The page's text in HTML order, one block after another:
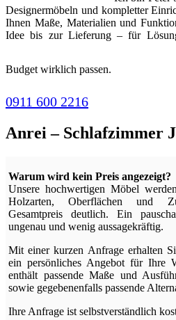
Designermöbeln und kompletter
Ihnen Maße, Materialien und
Idee bis zur Lieferung – für
Budget wirklich passen.
0911 600 2216
Anrei – Schlafzimmer
Warum wird kein Preis angezeigt?
Unsere hochwertigen Möbel
Holzarten, Oberflächen und
Gesamtpreis deutlich. Ein
ungenau und wenig aussagekräftig.
Mit einer kurzen Anfrage erhalten
ein persönliches Angebot für Ihre
enthält passende Maße und
sowie gegebenenfalls passende
Ihre Anfrage ist selbstverständlich